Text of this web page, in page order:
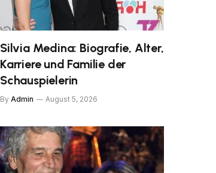
Silvia Medina: Biografie, Alter,
Karriere und Familie der
Schauspielerin
By Admin August 5, 2026